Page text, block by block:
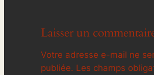
Laisser un
Votre adresse e-mail ne
publiée. Les champs